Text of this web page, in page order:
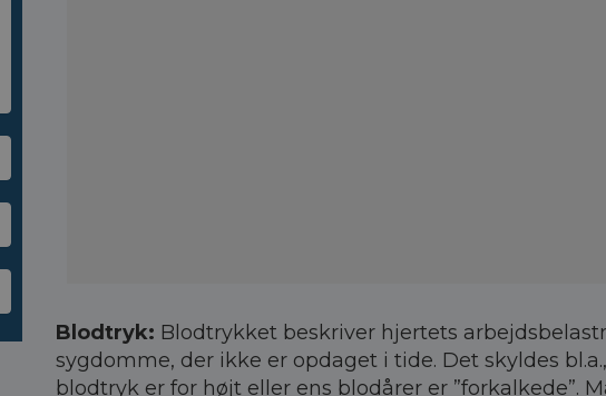
Blodtryk: Blodtrykket beskriver hjertets
sygdomme, der ikke er opdaget i tide. Det skyldes
blodtryk er for højt eller ens blodårer er